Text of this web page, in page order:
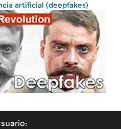
artificial (deepfakes)